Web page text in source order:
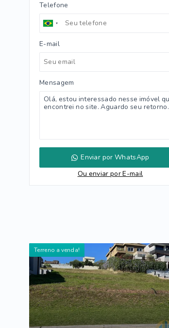
Telefone
E-mail
Mensagem
Enviar por WhatsApp
Ou enviar por E-mail
Terreno a venda!